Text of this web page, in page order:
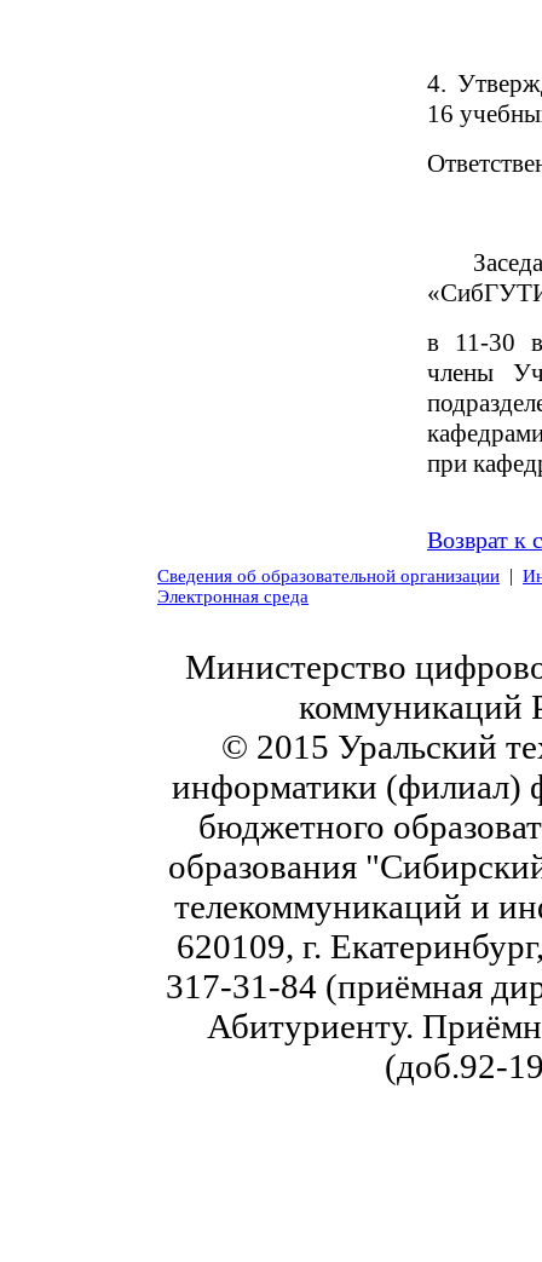
4.
16
в 11-30
члены
при
Возврат к
Сведения об образовательной организации |
Электронная среда
Министерство
коммуникаций
© 2015 Уральский
информатики (филиал)
бюджетного
образования
телекоммуникаций и
620109, г.
317-31-84 (приёмная
Абитуриенту.
(доб.92-